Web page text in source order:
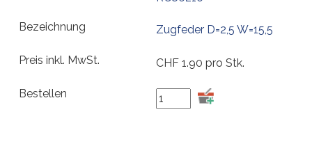
Zugfeder D=2,5 W=15,5
CHF 1.90 pro Stk.